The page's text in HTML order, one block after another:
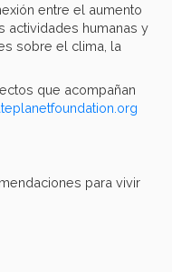
entre el aumento
actividades humanas y
sobre el clima, la
que acompañan
para vivir